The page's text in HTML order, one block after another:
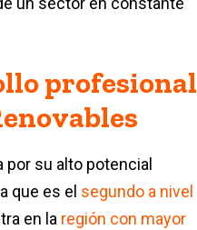
profesional
su alto potencial
que es el segundo a nivel
en la región con mayor